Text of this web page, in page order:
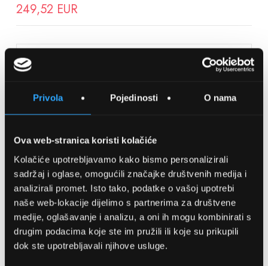
Privola Pojedinosti O nama
Ova web-stranica koristi kolačiće
Kolačiće upotrebljavamo kako bismo personalizirali
sadržaj i oglase, omogućili značajke društvenih medija i
analizirali promet. Isto tako, podatke o vašoj upotrebi
naše web-lokacije dijelimo s partnerima za društvene
medije, oglašavanje i analizu, a oni ih mogu kombinirati s
drugim podacima koje ste im pružili ili koje su prikupili
dok ste upotrebljavali njihove usluge.
249,52 EUR
SPREMITE NA LISTU ŽELJA
Detalji
OPTIKA NJEGO, POSLOVNICA 1